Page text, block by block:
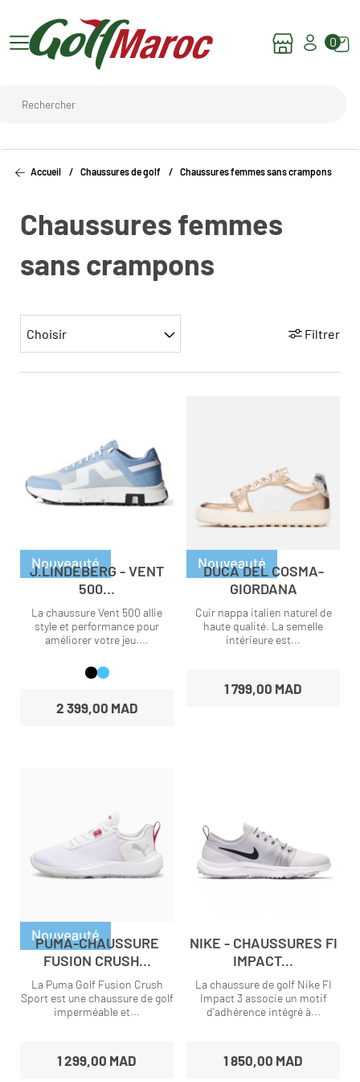
0
Accueil Chaussures de golf Chaussures femmes sans crampons
Chaussures femmes
sans crampons
Choisir Filtrer
J.LINDEBERG - VENT
500...
La chaussure Vent 500 allie
style et performance pour
améliorer votre jeu....
2 399,00 MAD
DUCA DEL COSMA-
GIORDANA
Cuir nappa italien naturel de
haute qualité. La semelle
intérieure est...
1 799,00 MAD
PUMA-CHAUSSURE
FUSION CRUSH...
La Puma Golf Fusion Crush
Sport est une chaussure de golf
imperméable et...
1 299,00 MAD
NIKE - CHAUSSURES FI
IMPACT...
La chaussure de golf Nike FI
Impact 3 associe un motif
d'adhérence intégré à...
1 850,00 MAD